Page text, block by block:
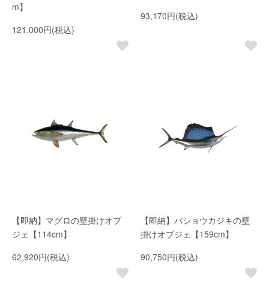
m】
121,000円(税込)
93,170円(税込)
【即納】マグロの壁掛けオブ
ジェ【114cm】
62,920円(税込)
【即納】バショウカジキの壁
掛けオブジェ【159cm】
90,750円(税込)